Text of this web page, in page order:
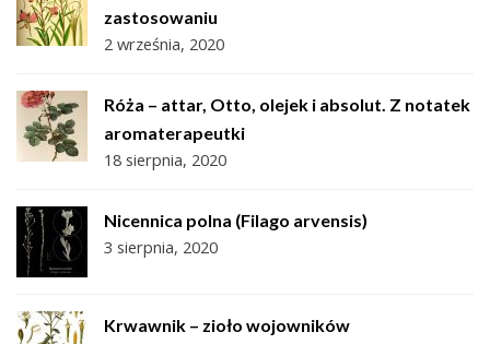
zastosowaniu
2 września, 2020
Róża – attar, Otto, olejek i absolut. Z notatek
aromaterapeutki
18 sierpnia, 2020
Nicennica polna (Filago arvensis)
3 sierpnia, 2020
Krwawnik – zioło wojowników